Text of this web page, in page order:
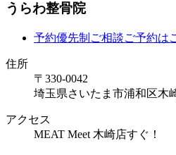
うらわ整骨院
予約優先制 ご相談ご予約は
住所
〒330-0042
埼玉県さいたま市浦和区木
アクセス
MEAT Meet 木崎店すぐ！